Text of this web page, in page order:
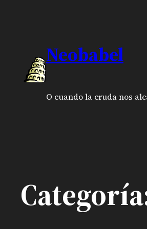
contenidoNeobabel
O cuando la cruda nos